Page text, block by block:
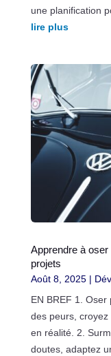
une planification
lire plus
Apprendre à
projets
Août 8, 2025|
EN BREF 1.
des peurs,
en réalité. 2.
doutes, adaptez